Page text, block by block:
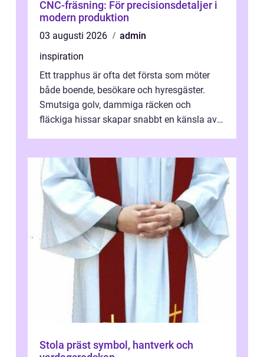
CNC-fräsning: För precisionsdetaljer i
modern produktion
03 augusti 2026
admin
inspiration
Ett trapphus är ofta det första som möter
både boende, besökare och hyresgäster.
Smutsiga golv, dammiga räcken och
fläckiga hissar skapar snabbt en känsla av
Stola präst symbol, hantverk och